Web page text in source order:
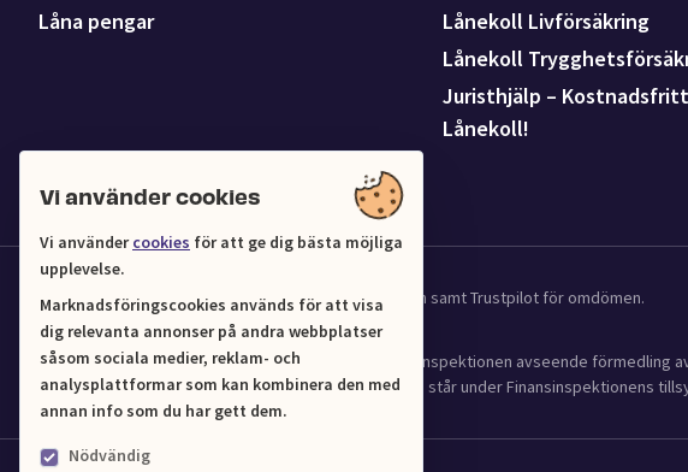
Vi använder cookies
Vi användercookies för att ge dig bästa möjliga
upplevelse.
Marknadsföringscookies används för att visa
dig relevanta annonser på andra webbplatser
såsom sociala medier, reklam- och
analysplattformar som kan kombinera den med
annan info som du har gett dem.
Nödvändig
Låna pengar
Lånekoll Livförsäkring
Lånekoll
Juristhjälp –
Lånekoll!
Vi samarbetar med UC för kredit och affärsinformation samt Trustpilot för omdömen.
Lånekoll (Org.nr 556961-4216) har tillstånd från Finansinspektionen avseende förmedling
(2016:1024) om verksamhet med bostadskrediter och står under Finansinspektionens